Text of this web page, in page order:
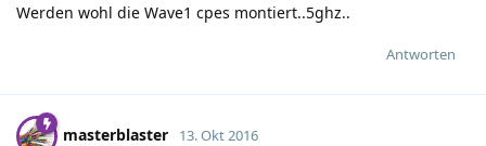
Werden wohl die Wave1 cpes montiert..5ghz..
Antworten
masterblaster 13. Okt 2016